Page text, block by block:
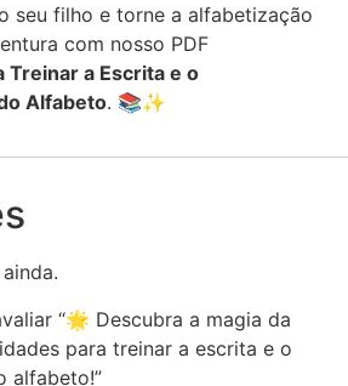
seu filho e torne a alfabetização
com nosso PDF
Treinar a Escrita e o
Alfabeto. 📚✨
“🌟 Descubra a magia da
para treinar a escrita e o
alfabeto!”